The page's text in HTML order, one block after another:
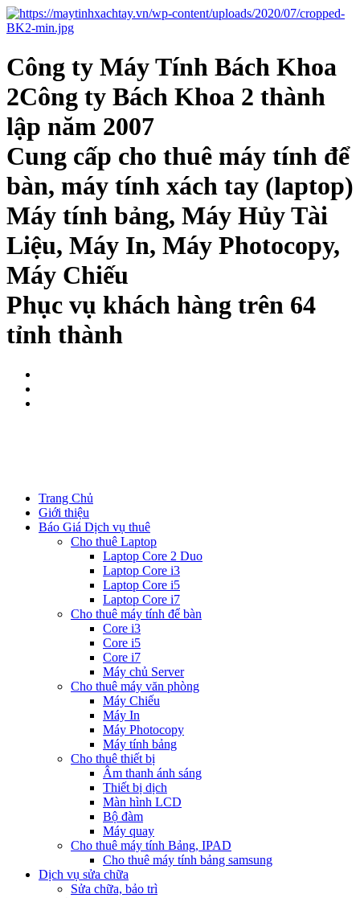
Công ty Máy Tính Bách Khoa
2Công ty Bách Khoa 2 thành
lập năm 2007
Cung cấp cho thuê máy tính để
bàn, máy tính xách tay (laptop)
Máy tính bảng, Máy Hủy Tài
Liệu, Máy In, Máy Photocopy,
Máy Chiếu
Phục vụ khách hàng trên 64
tỉnh thành
Trang Chủ
Giới thiệu
Báo Giá Dịch vụ thuê
Cho thuê Laptop
Laptop Core 2 Duo
Laptop Core i3
Laptop Core i5
Laptop Core i7
Cho thuê máy tính để bàn
Core i3
Core i5
Core i7
Máy chủ Server
Cho thuê máy văn phòng
Máy Chiếu
Máy In
Máy Photocopy
Máy tính bảng
Cho thuê thiết bị
Âm thanh ánh sáng
Thiết bị dịch
Màn hình LCD
Bộ đàm
Máy quay
Cho thuê máy tính Bảng, IPAD
Cho thuê máy tính bảng samsung
Dịch vụ sửa chữa
Sửa chữa, bảo trì